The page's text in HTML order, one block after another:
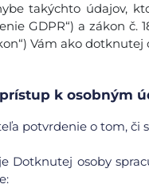
takýchto údajov,
GDPR“) a zákon
Vám ako
k osobným
potvrdenie o tom, či
Dotknutej osoby